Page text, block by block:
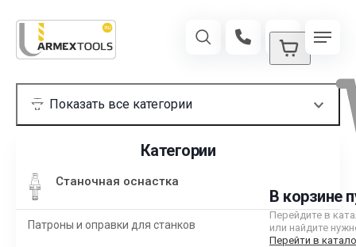
В корзине
Перейдите в
или найдите
Перейти в
Категории
Станочная оснастка
Патроны и оправки для станков